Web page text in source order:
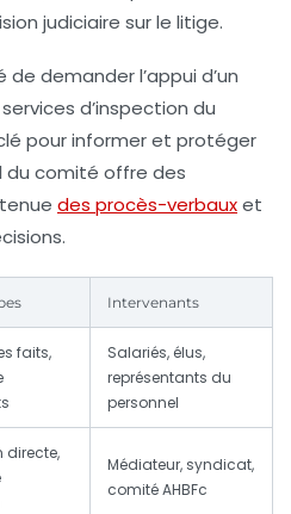
judiciaire sur le litige.
de demander l’appui d’un
d’inspection du
pour informer et protéger
du comité offre des
des procès-verbauxet
Intervenants
faits,
Salariés, élus,
représentants du
personnel
directe,
Médiateur, syndicat,
comité AHBFc